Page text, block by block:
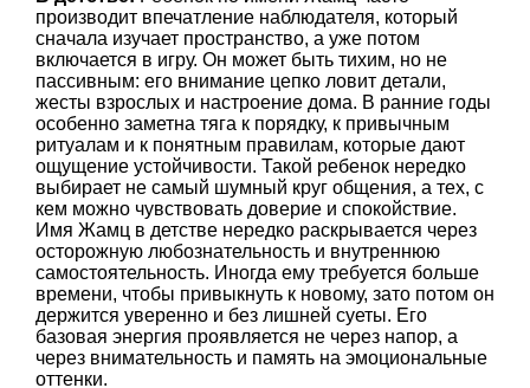
производит впечатление наблюдателя, который
сначала изучает пространство, а уже потом
включается в игру. Он может быть тихим, но не
пассивным: его внимание цепко ловит детали,
жесты взрослых и настроение дома. В ранние годы
особенно заметна тяга к порядку, к привычным
ритуалам и к понятным правилам, которые дают
ощущение устойчивости. Такой ребенок нередко
выбирает не самый шумный круг общения, а тех, с
кем можно чувствовать доверие и спокойствие.
Имя Жамц в детстве нередко раскрывается через
осторожную любознательность и внутреннюю
самостоятельность. Иногда ему требуется больше
времени, чтобы привыкнуть к новому, зато потом он
держится уверенно и без лишней суеты. Его
базовая энергия проявляется не через напор, а
через внимательность и память на эмоциональные
оттенки.